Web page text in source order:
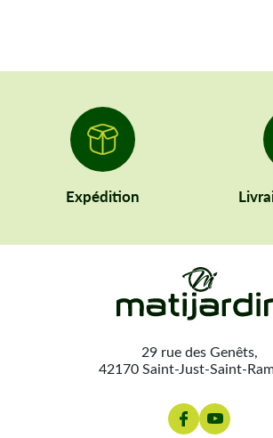
Expédition
29 rue des Genêts,
42170 Saint-Just-Saint-